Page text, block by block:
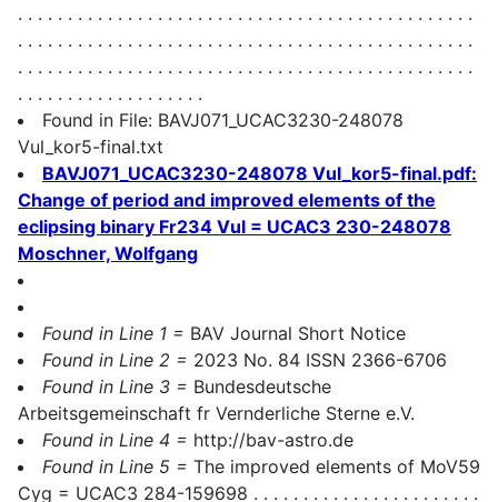
. . . . . . . . . . . . . . . . . . . . . . . . . . . . . . . . . . . . . . . . . . . . . .
. . . . . . . . . . . . . . . . . . . . . . . . . . . . . . . . . . . . . . . . . . . . . .
. . . . . . . . . . . . . . . . . . . . . . . . . . . . . . . . . . . . . . . . . . . . . .
. . . . . . . . . . . . . . . . . . .
Found in File: BAVJ071_UCAC3230-248078
Vul_kor5-final.txt
BAVJ071_UCAC3230-248078 Vul_kor5-final.pdf:
Change of period and improved elements of the
eclipsing binary Fr234 Vul = UCAC3 230-248078
Moschner, Wolfgang
Found in Line 1 = BAV Journal Short Notice
Found in Line 2 = 2023 No. 84 ISSN 2366-6706
Found in Line 3 = Bundesdeutsche
Arbeitsgemeinschaft fr Vernderliche Sterne e.V.
Found in Line 4 = http://bav-astro.de
Found in Line 5 = The improved elements of MoV59
Cyg = UCAC3 284-159698 . . . . . . . . . . . . . . . . . . . . . . .